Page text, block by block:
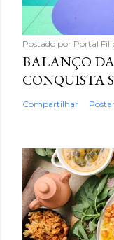
Postado por Portal
BALANÇO
CONQUISTA
Compartilhar